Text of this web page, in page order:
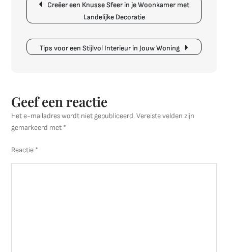
Ervaren
Interieurdesigner
het
Creëren
Creëer een Knusse Sfeer in je Woonkamer met
Landelijke Decoratie
Tips voor een Stijlvol Interieur in Jouw Woning
Geef een reactie
Het e-mailadres wordt niet gepubliceerd. Vereiste velden zijn
gemarkeerd met *
Reactie *